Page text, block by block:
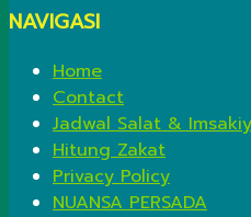
NAVIGASI
Home
Contact
Jadwal Salat &
Hitung Zakat
Privacy Policy
NUANSA PERSADA